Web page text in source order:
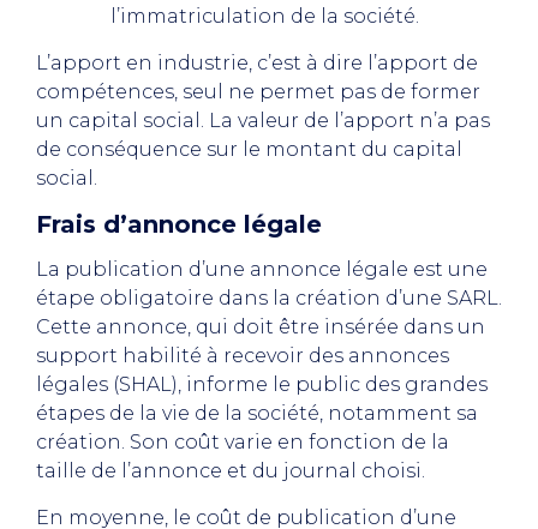
l’immatriculation de la société.
L’apport en industrie, c’est à dire l’apport de
compétences, seul ne permet pas de former
un capital social. La valeur de l’apport n’a pas
de conséquence sur le montant du capital
social.
Frais d’annonce légale
La publication d’une annonce légale est une
étape obligatoire dans la création d’une SARL.
Cette annonce, qui doit être insérée dans un
support habilité à recevoir des annonces
légales (SHAL), informe le public des grandes
étapes de la vie de la société, notamment sa
création. Son coût varie en fonction de la
taille de l’annonce et du journal choisi.
En moyenne, le coût de publication d’une